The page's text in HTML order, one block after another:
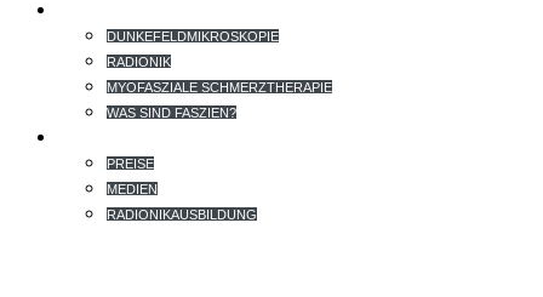
DUNKEFELDMIKROSKOPIE
RADIONIK
MYOFASZIALE SCHMERZTHERAPIE
WAS SIND FASZIEN?
PREISE
MEDIEN
RADIONIKAUSBILDUNG